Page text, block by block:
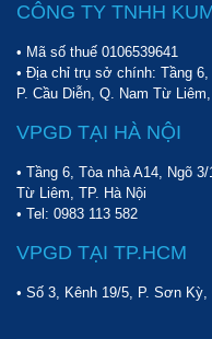
CÔNG TY TNHH
• Mã số thuế 0106539641
• Địa chỉ trụ sở chính: Tầng
P. Cầu Diễn, Q. Nam Từ
VPGD TẠI HÀ NỘI
• Tầng 6, Tòa nhà A14, Ngõ
Từ Liêm, TP. Hà Nội
• Tel: 0983 113 582
VPGD TẠI TP.HCM
• Số 3, Kênh 19/5, P. Sơn